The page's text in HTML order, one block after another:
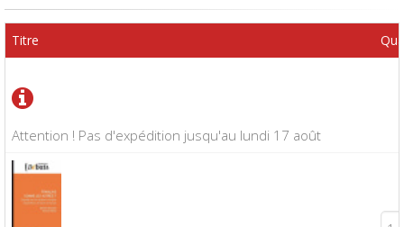
Attention ! Pas d'expédition jusqu'au lundi 17 août
Titre